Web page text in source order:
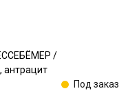
/
антрацит
Под заказ